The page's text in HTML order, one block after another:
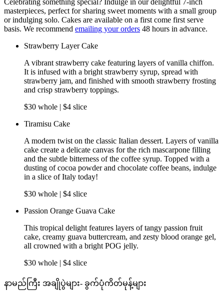
masterpieces, perfect for sharing sweet moments with a small group
or indulging solo. Cakes are available on a first come first serve
basis. We recommend emailing your orders 48 hours in advance.
Strawberry Layer Cake
A vibrant strawberry cake featuring layers of vanilla chiffon.
It is infused with a bright strawberry syrup, spread with
strawberry jam, and finished with smooth strawberry frosting
and crisp strawberry toppings.
$30 whole | $4 slice
Tiramisu Cake
A modern twist on the classic Italian dessert. Layers of vanilla
cake create a delicate canvas for the rich mascarpone filling
and the subtle bitterness of the coffee syrup. Topped with a
dusting of cocoa powder and chocolate coffee beans, indulge
in a slice of Italy today!
$30 whole | $4 slice
Passion Orange Guava Cake
This tropical delight features layers of tangy passion fruit
cake, creamy guava buttercream, and zesty blood orange gel,
all crowned with a bright POG jelly.
$30 whole | $4 slice
နာမည်ကြီး အချိုပွဲများ- ခွက်ပုံကိတ်မုန့်များ